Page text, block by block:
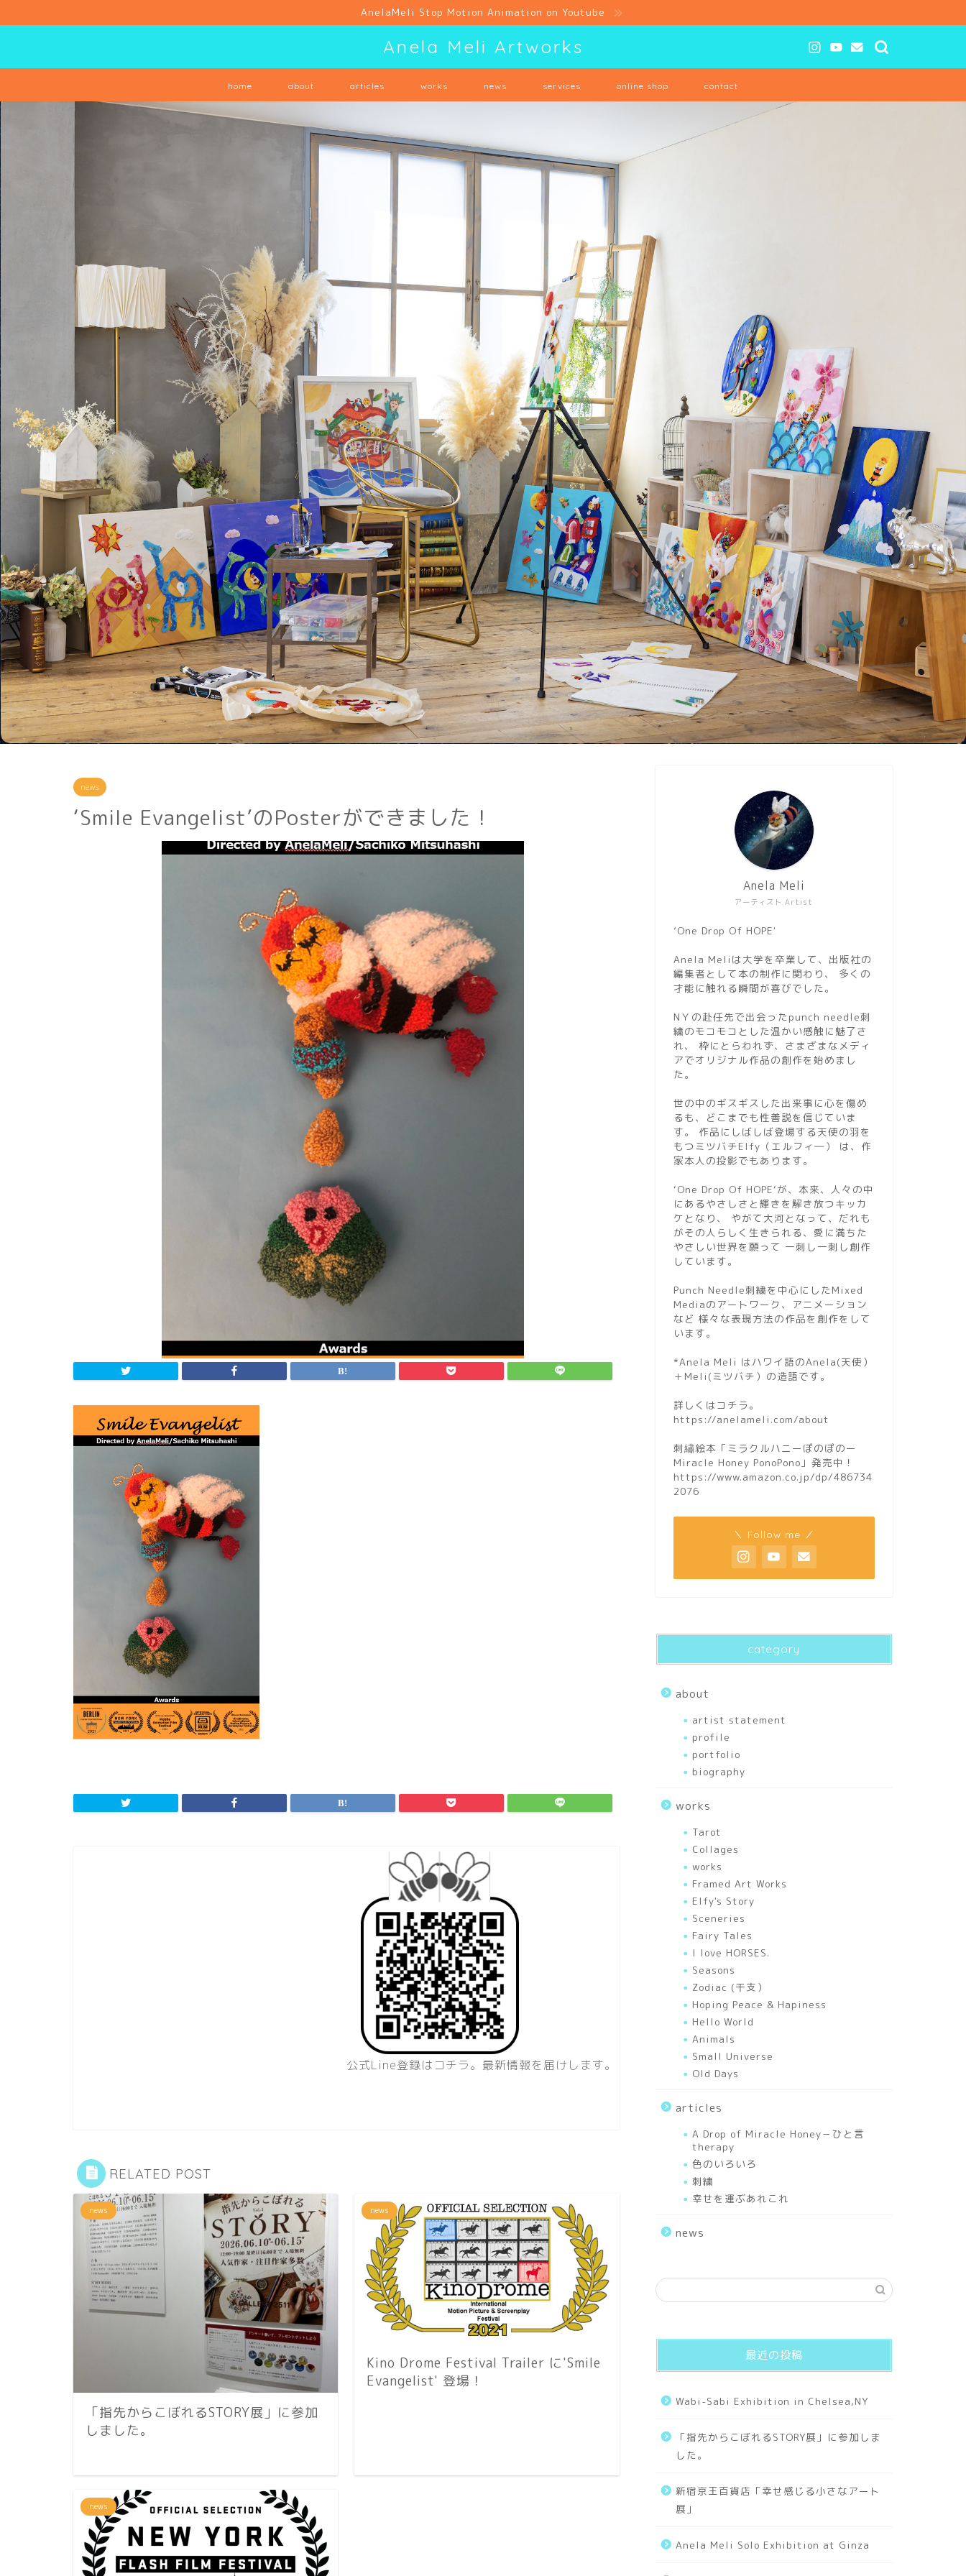
AnelaMeli Stop Motion Animation on Youtube
Anela Meli Artworks
home about articles works news services online shop contact
news
‘Smile Evangelist’のPosterができました！
公式Line登録はコチラ。最新情報を届けします。
RELATED POST
news
「指先からこぼれるSTORY展」に参加
しました。
news
Kino Drome Festival Trailer に'Smile
Evangelist' 登場！
news
アーティスト Artist
Anela Meli
’One Drop Of HOPE'
Anela Meliは大学を卒業して、出版社の
編集者として本の制作に関わり、 多くの
才能に触れる瞬間が喜びでした。
NＹの赴任先で出会ったpunch needle刺
繍のモコモコとした温かい感触に魅了さ
れ、 枠にとらわれず、さまざまなメディ
アでオリジナル作品の創作を始めまし
た。
世の中のギスギスした出来事に心を傷め
るも、どこまでも性善説を信じていま
す。 作品にしばしば登場する天使の羽を
もつミツバチElfy（エルフィ―） は、作
家本人の投影でもあります。
‘One Drop Of HOPE‘が、本来、人々の中
にあるやさしさと輝きを解き放つキッカ
ケとなり、 やがて大河となって、だれも
がその人らしく生きられる、愛に満ちた
やさしい世界を願って 一刺し一刺し創作
しています。
Punch Needle刺繍を中心にしたMixed
Mediaのアートワーク、アニメーション
など 様々な表現方法の作品を創作をして
います。
*Anela Meli はハワイ語のAnela(天使）
＋Meli(ミツバチ）の造語です。
詳しくはコチラ。
https://anelameli.com/about
刺繡絵本「ミラクルハニーぽのぽのー
Miracle Honey PonoPono」発売中！
https://www.amazon.co.jp/dp/486734
2076
＼ Follow me ／
category
about
artist statement
profile
portfolio
biography
works
Tarot
Collages
works
Framed Art Works
Elfy's Story
Sceneries
Fairy Tales
I love HORSES.
Seasons
Zodiac (干支）
Hoping Peace & Hapiness
Hello World
Animals
Small Universe
Old Days
articles
A Drop of Miracle Honey－ひと言
therapy
色のいろいろ
刺繍
幸せを運ぶあれこれ
news
最近の投稿
Wabi-Sabi Exhibition in Chelsea,NY
「指先からこぼれるSTORY展」に参加しま
した。
新宿京王百貨店「幸せ感じる小さなアート
展」
Anela Meli Solo Exhibition at Ginza